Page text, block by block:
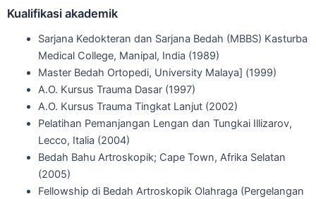
Kualifikasi akademik
Sarjana Kedokteran dan Sarjana Bedah (MBBS) Kasturba
Medical College, Manipal, India (1989)
Master Bedah Ortopedi, University Malaya] (1999)
A.O. Kursus Trauma Dasar (1997)
A.O. Kursus Trauma Tingkat Lanjut (2002)
Pelatihan Pemanjangan Lengan dan Tungkai Illizarov,
Lecco, Italia (2004)
Bedah Bahu Artroskopik; Cape Town, Afrika Selatan
(2005)
Fellowship di Bedah Artroskopik Olahraga (Pergelangan